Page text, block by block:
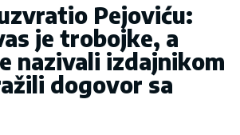
Pejoviću:
je trobojke, a
nazivali izdajnikom
dogovor sa